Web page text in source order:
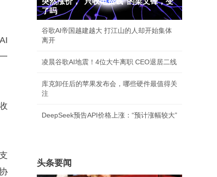
了吗
谷歌AI帝国越建越大 打江山的人却开始集体
离开
凌晨谷歌AI地震！4位大牛离职 CEO退居二线
库克卸任后的苹果发布会，哪些硬件最值得关
注
DeepSeek预告API价格上涨：“预计涨幅较大”
头条要闻